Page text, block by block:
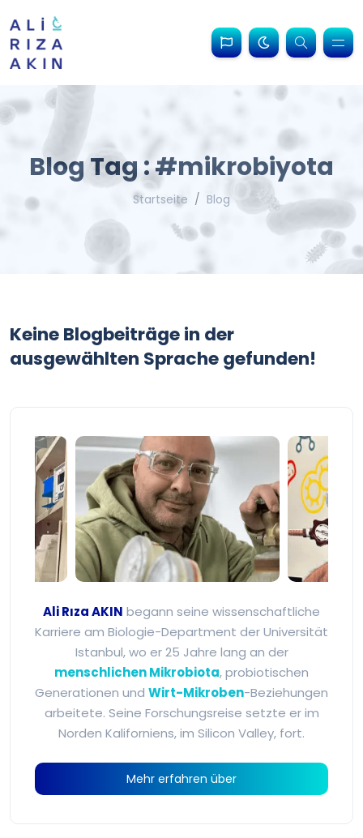
Blog Tag : #mikrobiyota
Startseite Blog
Keine Blogbeiträge in der
ausgewählten Sprache gefunden!
Ali Rıza Akın -
Ali Rıza AKIN begann seine wissenschaftliche
Karriere am Biologie-Department der Universität
Istanbul, wo er 25 Jahre lang an der
menschlichen Mikrobiota, probiotischen
Generationen und Wirt-Mikroben-Beziehungen
arbeitete. Seine Forschungsreise setzte er im
Norden Kaliforniens, im Silicon Valley, fort.
Mehr erfahren über